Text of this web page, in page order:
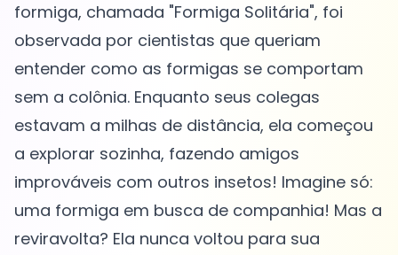
formiga, chamada "Formiga Solitária", foi
observada por cientistas que queriam
entender como as formigas se comportam
sem a colônia. Enquanto seus colegas
estavam a milhas de distância, ela começou
a explorar sozinha, fazendo amigos
improváveis com outros insetos! Imagine só:
uma formiga em busca de companhia! Mas a
reviravolta? Ela nunca voltou para sua